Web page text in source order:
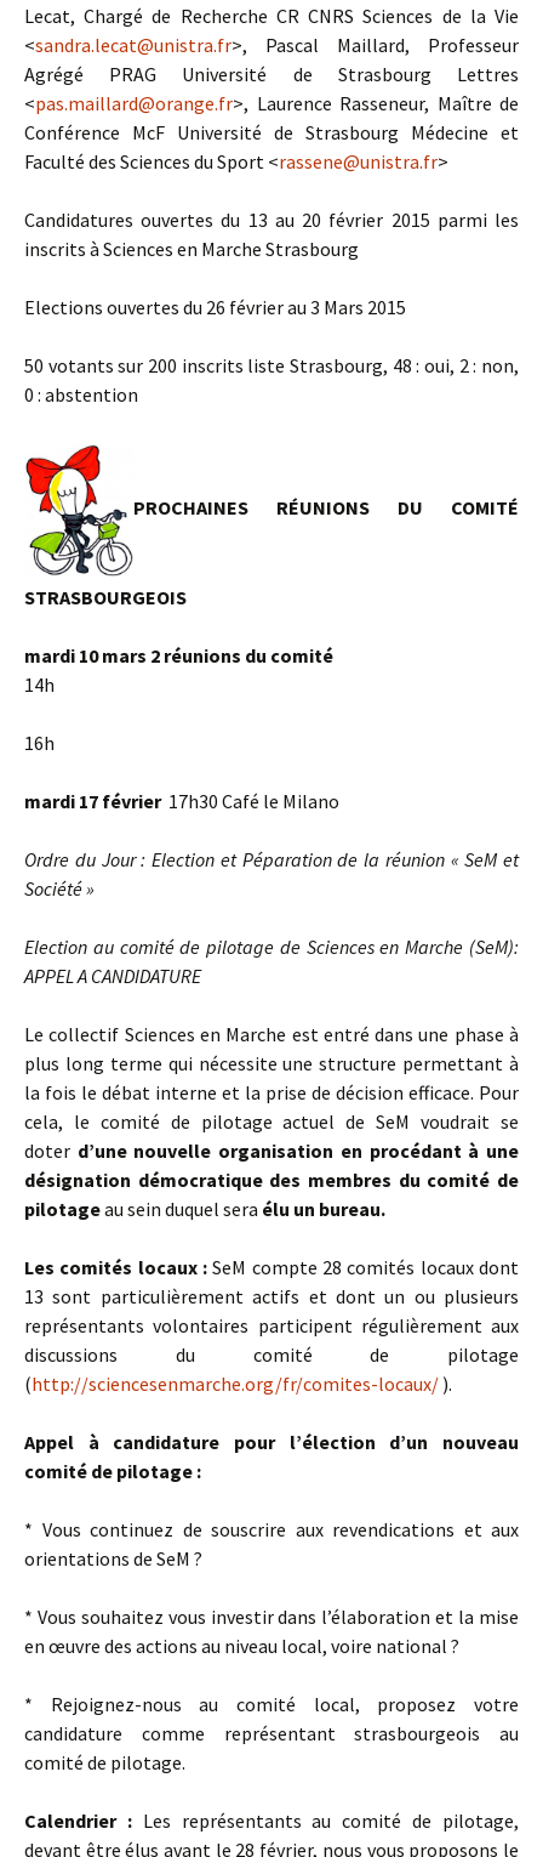
Lecat, Chargé de Recherche CR CNRS Sciences de la Vie
<sandra.lecat@unistra.fr>, Pascal Maillard, Professeur
Agrégé PRAG Université de Strasbourg Lettres
<pas.maillard@orange.fr>, Laurence Rasseneur, Maître de
Conférence McF Université de Strasbourg Médecine et
Faculté des Sciences du Sport <rassene@unistra.fr>
Candidatures ouvertes du 13 au 20 février 2015 parmi les
inscrits à Sciences en Marche Strasbourg
Elections ouvertes du 26 février au 3 Mars 2015
50 votants sur 200 inscrits liste Strasbourg, 48 : oui, 2 : non,
0 : abstention
PROCHAINES RÉUNIONS DU COMITÉ
STRASBOURGEOIS
mardi 10 mars 2 réunions du comité
14h
16h
mardi 17 février 17h30 Café le Milano
Ordre du Jour : Election et Péparation de la réunion « SeM et
Société »
Election au comité de pilotage de Sciences en Marche (SeM):
APPEL A CANDIDATURE
Le collectif Sciences en Marche est entré dans une phase à
plus long terme qui nécessite une structure permettant à
la fois le débat interne et la prise de décision efficace. Pour
cela, le comité de pilotage actuel de SeM voudrait se
doter d’une nouvelle organisation en procédant à une
désignation démocratique des membres du comité de
pilotageau sein duquel sera élu un bureau.
Les comités locaux :SeM compte 28 comités locaux dont
13 sont particulièrement actifs et dont un ou plusieurs
représentants volontaires participent régulièrement aux
discussions du comité de pilotage
(http://sciencesenmarche.org/fr/comites-locaux/ ).
Appel à candidature pour l’élection d’un nouveau
comité de pilotage :
* Vous continuez de souscrire aux revendications et aux
orientations de SeM ?
* Vous souhaitez vous investir dans l’élaboration et la mise
en œuvre des actions au niveau local, voire national ?
* Rejoignez-nous au comité local, proposez votre
candidature comme représentant strasbourgeois au
comité de pilotage.
Calendrier : Les représentants au comité de pilotage,
devant être élus avant le 28 février, nous vous proposons le